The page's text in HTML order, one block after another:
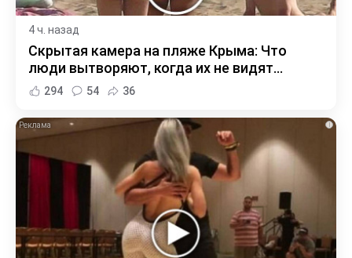
4 ч. назад
Скрытая камера на пляже Крыма: Что
люди вытворяют, когда их не видят...
294 54 36
i